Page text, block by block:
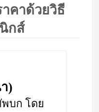
คาด้วยวิธี
กส์
)
บก โดย